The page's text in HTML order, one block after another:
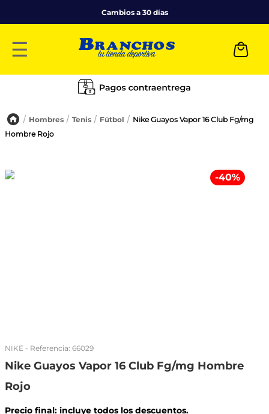
Cambios a 30 días
☰
Hombres Tenis Fútbol
Nike Guayos Vapor 16 Club Fg/mg
Hombre Rojo
-40%
NIKE - Referencia: 66029
Nike Guayos Vapor 16 Club Fg/mg Hombre
Rojo
Precio final: incluye todos los descuentos.